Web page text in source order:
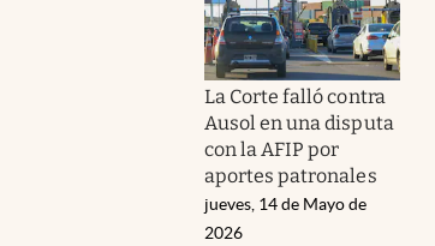
La Corte falló contra
Ausol en una disputa
con la AFIP por
aportes patronales
jueves, 14 de Mayo de
2026